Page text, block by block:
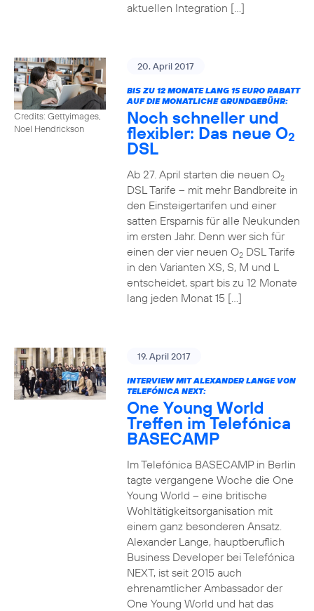
aktuellen Integration […]
Credits: Gettyimages,
Noel Hendrickson
20. April 2017
BIS ZU 12 MONATE LANG 15 EURO RABATT
AUF DIE MONATLICHE GRUNDGEBÜHR:
Noch schneller und
flexibler: Das neue O2
DSL
Ab 27. April starten die neuen O2
DSL Tarife – mit mehr Bandbreite in
den Einsteigertarifen und einer
satten Ersparnis für alle Neukunden
im ersten Jahr. Denn wer sich für
einen der vier neuen O2DSL Tarife
in den Varianten XS, S, M und L
entscheidet, spart bis zu 12 Monate
lang jeden Monat 15 […]
19. April 2017
INTERVIEW MIT ALEXANDER LANGE VON
TELEFÓNICA NEXT:
One Young World
Treffen im Telefónica
BASECAMP
Im Telefónica BASECAMP in Berlin
tagte vergangene Woche die One
Young World – eine britische
Wohltätigkeitsorganisation mit
einem ganz besonderen Ansatz.
Alexander Lange, hauptberuflich
Business Developer bei Telefónica
NEXT, ist seit 2015 auch
ehrenamtlicher Ambassador der
One Young World und hat das